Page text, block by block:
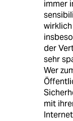
immer
der
sehr
Wer
mit